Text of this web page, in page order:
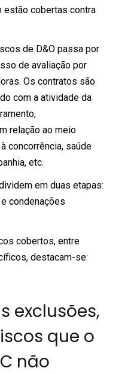
estão cobertas contra
de D&O passa por
de avaliação por
Os contratos são
com a atividade da
relação ao meio
concorrência, saúde
etc.
em duas etapas:
condenações
cobertos, entre
destacam-se:
exclusões,
que o
não